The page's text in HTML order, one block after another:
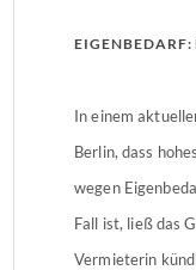
EIGENBEDARF:
In einem
Berlin, dass
wegen
Fall ist, ließ das
Vermieterin